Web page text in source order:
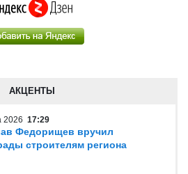
АКЦЕНТЫ
2026 17:29
Федорищев вручил
строителям региона